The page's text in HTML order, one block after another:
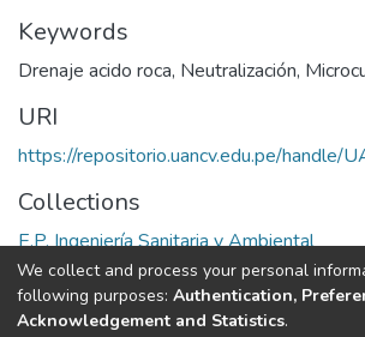
Keywords
Drenaje acido roca, Neutralización,
URI
https://repositorio.uancv.edu.pe/handle/
Collections
E.P. Ingeniería Sanitaria y Ambiental
Full item page
We collect and process your personal
following purposes: Authentication,
Acknowledgement and Statistics.